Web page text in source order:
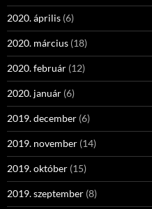
2020. április (6)
2020. március (18)
2020. február (12)
2020. január (6)
2019. december (6)
2019. november (14)
2019. október (15)
2019. szeptember (8)